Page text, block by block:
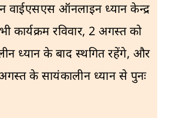
वाईएसएस ऑनलाइन ध्यान केन्द्र
कार्यक्रम रविवार, 2 अगस्त को
ध्यान के बाद स्थगित रहेंगे, और
के सायंकालीन ध्यान से पुनः